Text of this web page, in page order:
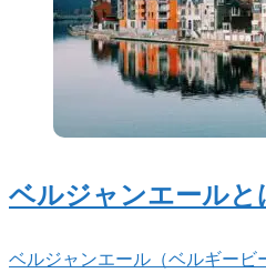
ベルジャンエールと
ベルジャンエール（ベルギー